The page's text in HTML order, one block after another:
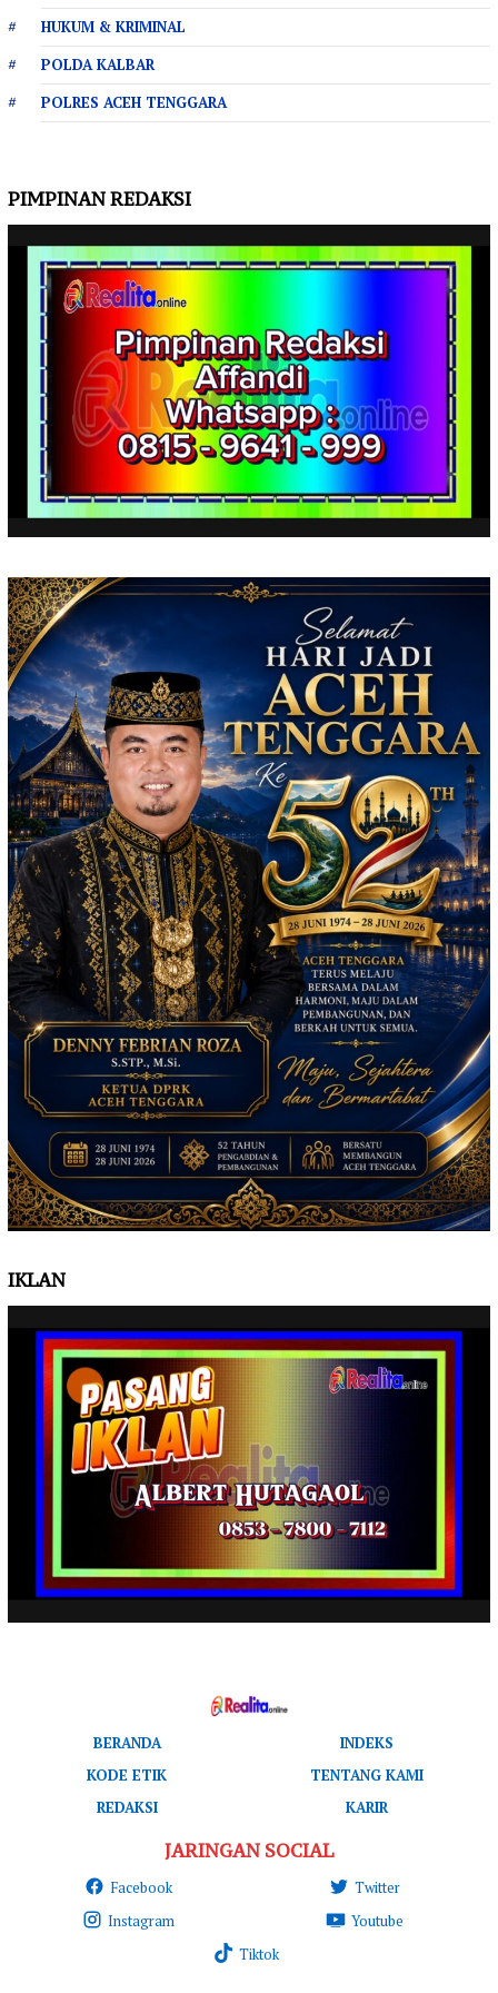
HUKUM & KRIMINAL
POLDA KALBAR
POLRES ACEH TENGGARA
PIMPINAN REDAKSI
IKLAN
BERANDA
INDEKS
KODE ETIK
TENTANG KAMI
REDAKSI
KARIR
JARINGAN SOCIAL
Facebook
Twitter
Instagram
Youtube
Tiktok